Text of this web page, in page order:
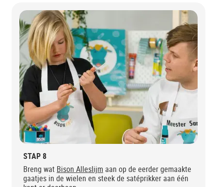
STAP 8
Breng wat Bison Alleslijm aan op de eerder gemaakte
gaatjes in de wielen en steek de satéprikker aan één